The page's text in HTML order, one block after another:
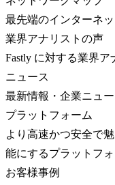
最先端のインターネ
業界アナリストの声
Fastly に対する業界ア
ニュース
最新情報・企業ニュー
プラットフォーム
より高速かつ安全で
能にするプラットフ
お客様事例